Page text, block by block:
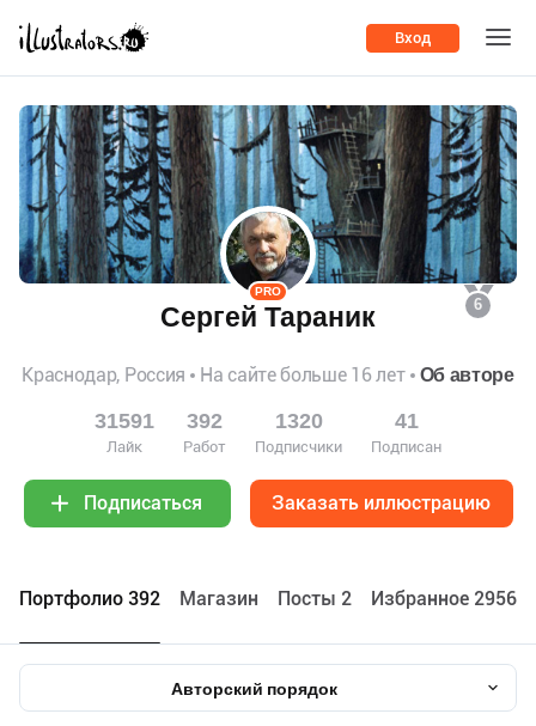
Вход
6
PRO
Сергей Тараник
Краснодар, Россия На сайте больше 16 лет Об авторе
31591
Лайк
392
Работ
1320
Подписчики
41
Подписан
Подписаться Заказать иллюстрацию
Портфолио 392 Maгазин Посты 2 Избранное 29567
Авторский порядок